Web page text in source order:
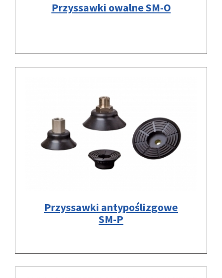
Przyssawki owalne SM-O
Przyssawki antypoślizgowe
SM-P